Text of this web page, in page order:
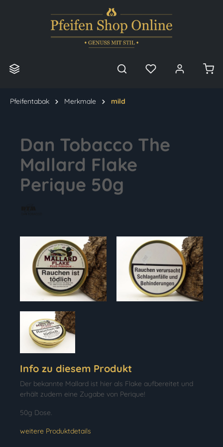
Pfeifentabak Merkmale mild
Dan Tobacco The
Mallard Flake
Perique 50g
Info zu diesem Produkt
Der bekannte Mallard ist hier als Flake aufbereitet und
erhält zudem eine Zugabe von Perique!
50g Dose.
weitere Produktdetails